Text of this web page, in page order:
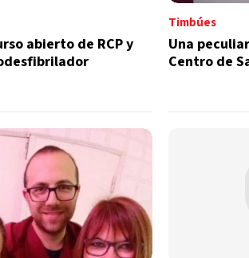
abierto de RCP y
Timbúes
Una
Centro de